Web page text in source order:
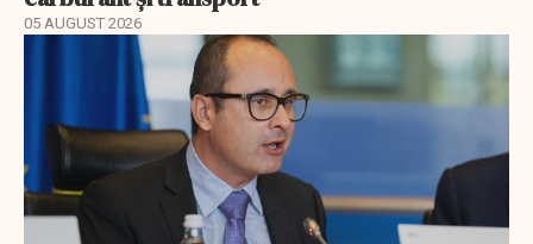
05 AUGUST 2026